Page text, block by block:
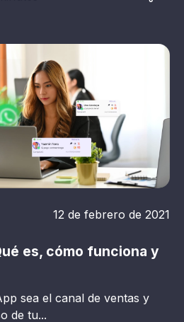
12 de febrero de 2021
es, cómo funciona y
sea el canal de ventas y
de tu...